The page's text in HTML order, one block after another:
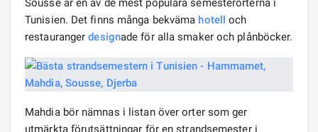
Sousse är en av de mest populära semesterorterna i
Tunisien. Det finns många bekväma hotell och
restaurangerdesignade för alla smaker och plånböcker.
Mahdia bör nämnas i listan över orter som ger
utmärkta förutsättningar för en strandsemester i